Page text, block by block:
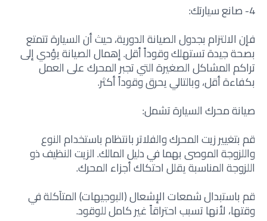
4- صانع سيارتك:
فإن الالتزام بجدول الصيانة الدورية، حيث أن السيارة تتمتع
بصحة جيدة تستهلك وقوداً أقل. إهمال الصيانة يؤدي إلى
تراكم المشاكل الصغيرة التي تجبر المحرك على العمل
بكفاءة أقل، وبالتالي يحرق وقوداً أكثر.
صيانة محرك السيارة تشمل:
قم بتغيير زيت المحرك والفلاتر بانتظام باستخدام النوع
واللزوجة الموصى بهما في دليل المالك. الزيت النظيف ذو
اللزوجة المناسبة يقلل احتكاك أجزاء المحرك.
قم باستبدال شمعات الإشعال (البوجيهات) المتآكلة في
وقتها، لأنها تسبب احتراقاً غير كامل للوقود.